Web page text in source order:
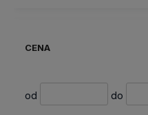
CENA
od do